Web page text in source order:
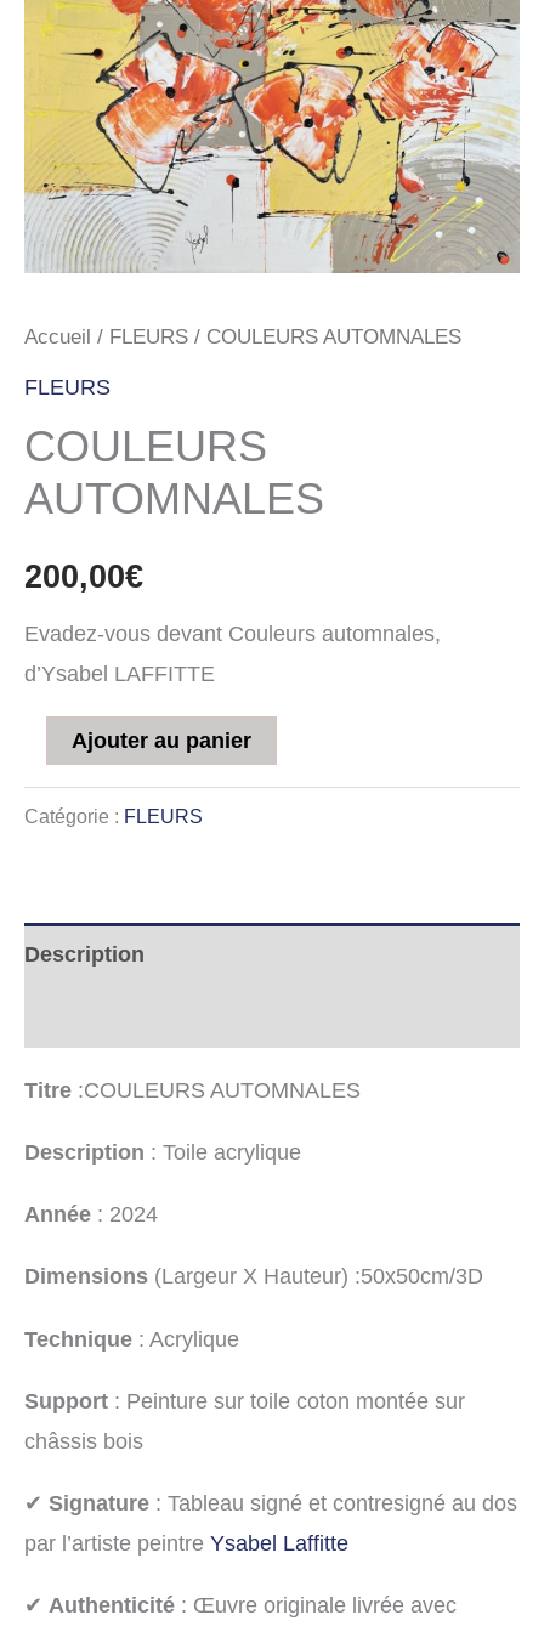
Accueil / FLEURS / COULEURS AUTOMNALES
FLEURS
COULEURS
AUTOMNALES
200,00€
Evadez-vous devant Couleurs automnales,
d’Ysabel LAFFITTE
Ajouter au panier
Catégorie : FLEURS
Description
Titre :COULEURS AUTOMNALES
Description : Toile acrylique
Année : 2024
Dimensions (Largeur X Hauteur) :50x50cm/3D
Technique : Acrylique
Support : Peinture sur toile coton montée sur
châssis bois
✔ Signature : Tableau signé et contresigné au dos
par l’artiste peintre Ysabel Laffitte
✔ Authenticité : Œuvre originale livrée avec